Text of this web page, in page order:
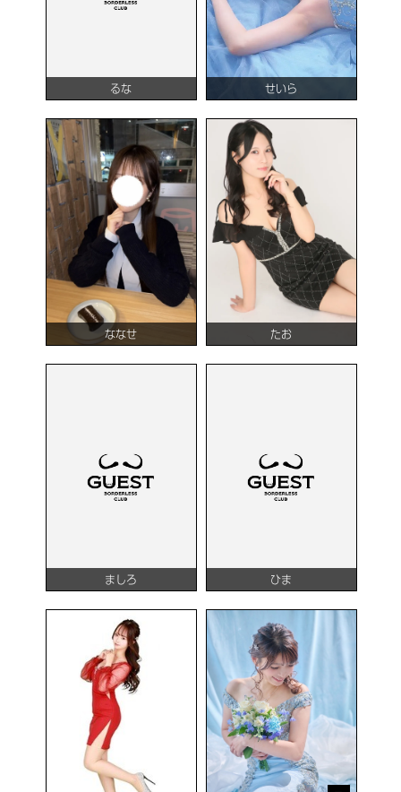
るな せいら
ななせ たお
ましろ ひま